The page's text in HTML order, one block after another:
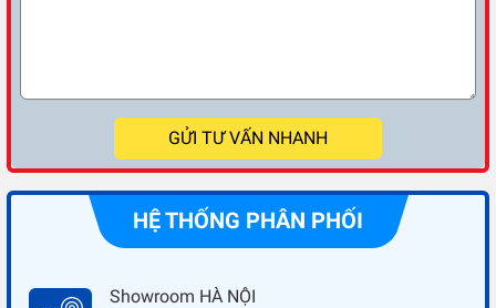
GỬI TƯ VẤN NHANH
HỆ THỐNG PHÂN PHỐI
Showroom HÀ NỘI